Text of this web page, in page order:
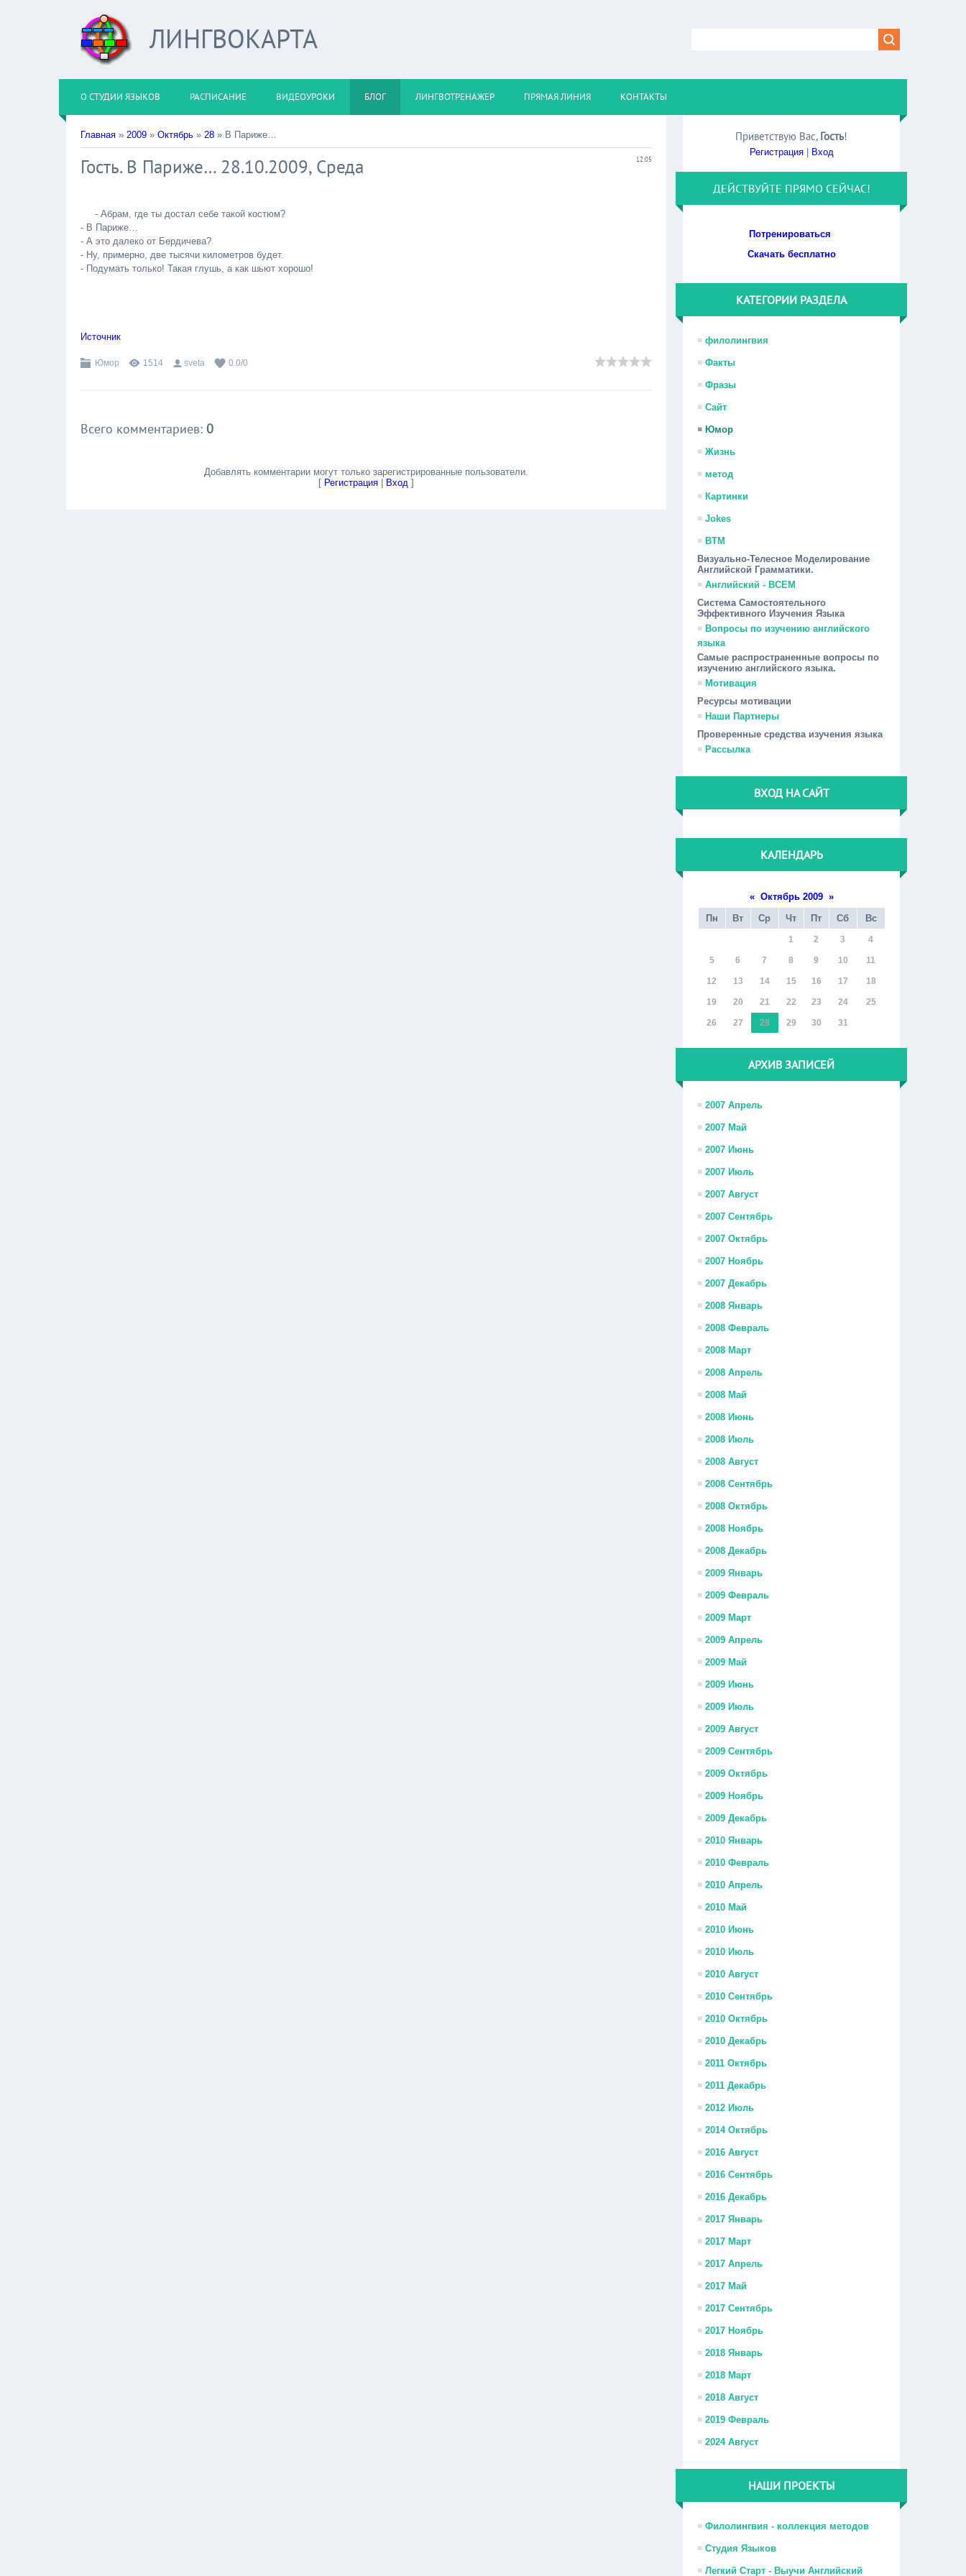
ЛИНГВОКАРТА
О СТУДИИ ЯЗЫКОВ РАСПИСАНИЕ ВИДЕОУРОКИ БЛОГ ЛИНГВОТРЕНАЖЕР ПРЯМАЯ ЛИНИЯ КОНТАКТЫ
Главная » 2009 » Октябрь » 28 » В Париже…
12:05
Гость. В Париже… 28.10.2009, Среда
- Абрам, где ты достал себе такой костюм?
- В Париже…
- А это далеко от Бердичева?
- Ну, примерно, две тысячи километров будет.
- Подумать только! Такая глушь, а как шьют хорошо!
Источник
Юмор 1514 sveta 0.0/0
Всего комментариев: 0
Добавлять комментарии могут только зарегистрированные пользователи.
[ Регистрация Вход ]
Приветствую Вас, Гость!
Регистрация| Вход
ДЕЙСТВУЙТЕ ПРЯМО СЕЙЧАС!
Потренироваться
Скачать бесплатно
КАТЕГОРИИ РАЗДЕЛА
филолингвия
Факты
Фразы
Сайт
Юмор
Жизнь
метод
Картинки
Jokes
ВТМ
Визуально-Телесное Моделирование
Английской Грамматики.
Английский - ВСЕМ
Система Самостоятельного
Эффективного Изучения Языка
Вопросы по изучению английского
языка
Самые распространенные вопросы по
изучению английского языка.
Мотивация
Ресурсы мотивации
Наши Партнеры
Проверенные средства изучения языка
Рассылка
ВХОД НА САЙТ
КАЛЕНДАРЬ
« Октябрь 2009 »
Пн
Вт Ср Чт Пт Сб Вс
1 2 3 4
5 6 7 8 9 10 11
12 13 14 15 16 17 18
19 20 21 22 23 24 25
26 27 28 29 30 31
АРХИВ ЗАПИСЕЙ
2007 Апрель
2007 Май
2007 Июнь
2007 Июль
2007 Август
2007 Сентябрь
2007 Октябрь
2007 Ноябрь
2007 Декабрь
2008 Январь
2008 Февраль
2008 Март
2008 Апрель
2008 Май
2008 Июнь
2008 Июль
2008 Август
2008 Сентябрь
2008 Октябрь
2008 Ноябрь
2008 Декабрь
2009 Январь
2009 Февраль
2009 Март
2009 Апрель
2009 Май
2009 Июнь
2009 Июль
2009 Август
2009 Сентябрь
2009 Октябрь
2009 Ноябрь
2009 Декабрь
2010 Январь
2010 Февраль
2010 Апрель
2010 Май
2010 Июнь
2010 Июль
2010 Август
2010 Сентябрь
2010 Октябрь
2010 Декабрь
2011 Октябрь
2011 Декабрь
2012 Июль
2014 Октябрь
2016 Август
2016 Сентябрь
2016 Декабрь
2017 Январь
2017 Март
2017 Апрель
2017 Май
2017 Сентябрь
2017 Ноябрь
2018 Январь
2018 Март
2018 Август
2019 Февраль
2024 Август
НАШИ ПРОЕКТЫ
Филолингвия - коллекция методов
Студия Языков
Легкий Старт - Выучи Английский